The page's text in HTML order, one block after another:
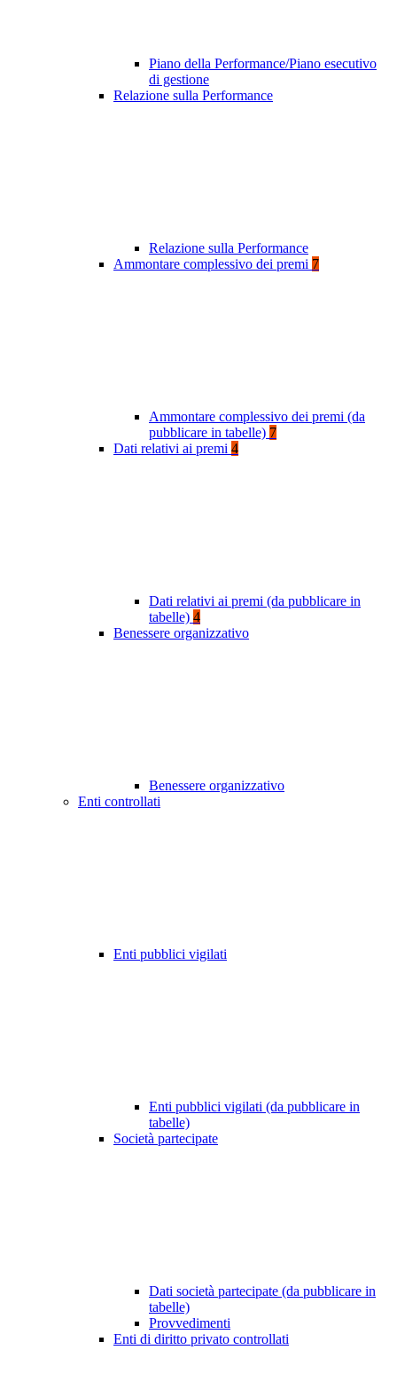
Piano della Performance/Piano esecutivo
di gestione
Relazione sulla Performance
Relazione sulla Performance
Ammontare complessivo dei premi 7
Ammontare complessivo dei premi (da
pubblicare in tabelle) 7
Dati relativi ai premi 4
Dati relativi ai premi (da pubblicare in
tabelle) 4
Benessere organizzativo
Benessere organizzativo
Enti controllati
Enti pubblici vigilati
Enti pubblici vigilati (da pubblicare in
tabelle)
Società partecipate
Dati società partecipate (da pubblicare in
tabelle)
Provvedimenti
Enti di diritto privato controllati